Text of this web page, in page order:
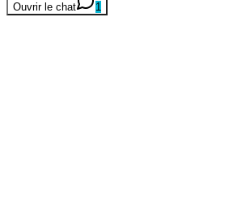
Ouvrir le chat 1